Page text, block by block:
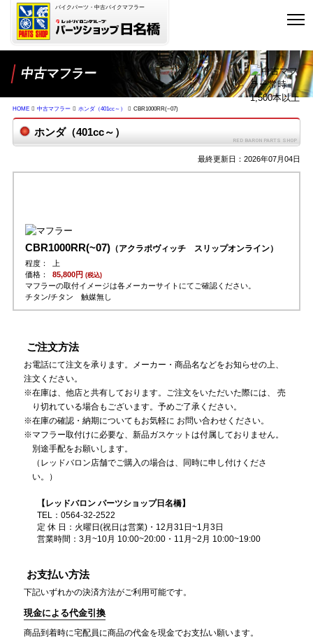
バイクパーツ・中古バイクマフラー
中古マフラー
HOME 中古マフラー ホンダ（401cc～） CBR1000RR(~07)
ホンダ（401cc～）
最終更新日：2026年07月04日
CBR1000RR(~07) （アクラポヴィッチ スリップオンライン）
程度：
上
価格：
85,800円 (税込)
マフラーの取付イメージは各メーカーサイトにてご確認ください。
チタン/チタン 触媒無し
ご注文方法
お電話にて注文を承ります。メーカー・商品名などをお知らせの上、
注文ください。
在庫は、他店と共有しております。ご注文をいただいた際には、 売
り切れている場合もございます。予めご了承ください。
在庫の確認・納期についてもお気軽に お問い合わせください。
マフラー取付けに必要な、新品ガスケットは付属しておりません。
別途手配をお願いします。
（レッドバロン店舗でご購入の場合は、同時に申し付けくださ
い。）
【レッドバロン パーツショップ日名橋】
TEL：0564-32-2522
定 休 日：火曜日(祝日は営業)・12月31日~1月3日
営業時間：3月~10月 10:00~20:00・11月~2月 10:00~19:00
お支払い方法
下記いずれかの決済方法がご利用可能です。
現金による代金引換
商品到着時に宅配員に商品の代金を現金でお支払い願います。